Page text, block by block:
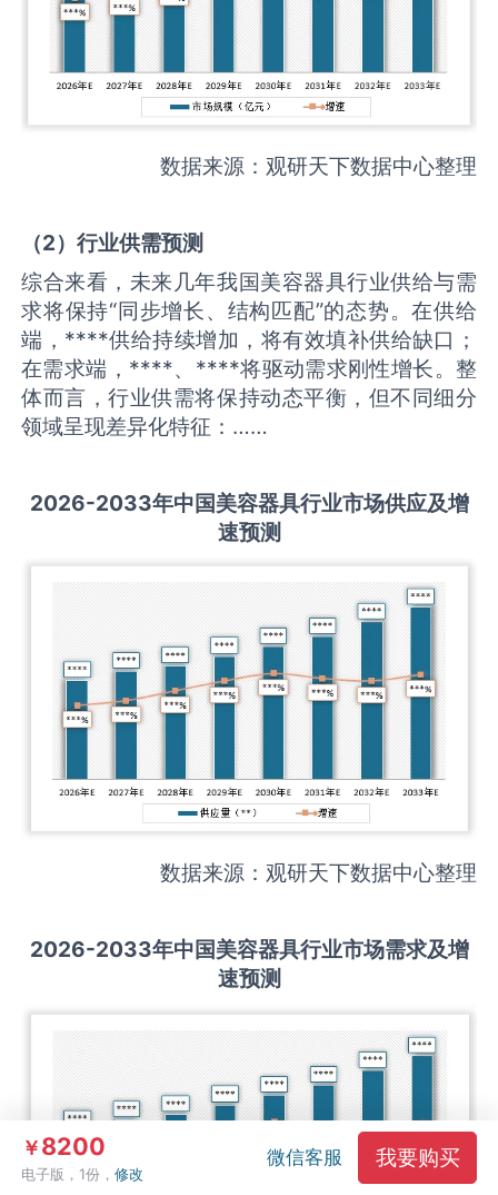
数据来源：观研天下数据中心整理
（2）行业供需预测
综合来看，未来几年我国美容器具行业供给与需
求将保持“同步增长、结构匹配”的态势。在供给
端，****供给持续增加，将有效填补供给缺口；
在需求端，****、****将驱动需求刚性增长。整
体而言，行业供需将保持动态平衡，但不同细分
领域呈现差异化特征：……
2026-2033年中国美容器具行业市场供应及增
速预测
数据来源：观研天下数据中心整理
2026-2033年中国美容器具行业市场需求及增
速预测
￥8200
电子版，1份，修改
微信客服 我要购买